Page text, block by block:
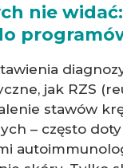
nie widać:
jak RZS
stawów
– często